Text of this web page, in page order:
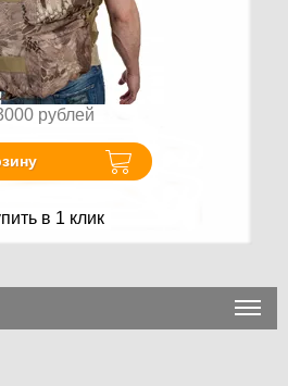
рублей
в 1 клик